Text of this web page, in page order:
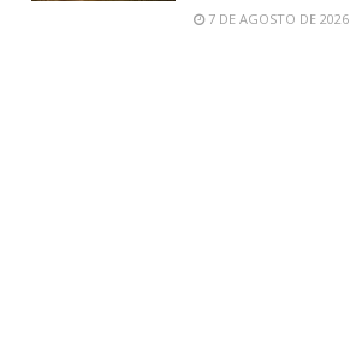
7 DE AGOSTO DE 2026